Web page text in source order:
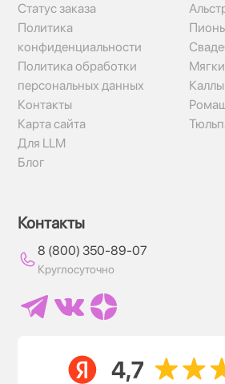
Статус заказа
Политика
конфиденциальности
Политика обработки
персональных данных
Контакты
Карта сайта
Для LLM
Блог
Каллы
Контакты
8 (800) 350-89-07
Круглосуточно